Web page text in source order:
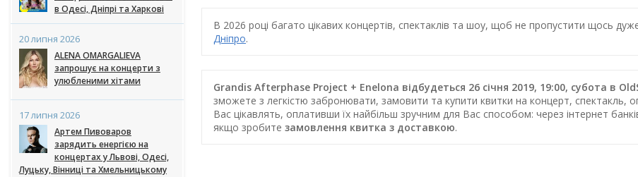
в Одесі, Дніпрі та Харкові
20 липня 2026
ALENA OMARGALIEVA
запрошує на концерти з
улюбленими хітами
17 липня 2026
Артем Пивоваров
зарядить енергією на
концертах у Львові, Одесі,
Луцьку, Вінниці та Хмельницькому
В 2026 році багато цікавих концертів, спектаклів та шоу, щоб не пропустити щось
Дніпро.
Grandis Afterphase Project + Enelona відбудеться 26 січня 2019, 19:00, субота в
зможете з легкістю забронювати, замовити та купити квитки на концерт, спектакль,
Вас цікавлять, оплативши їх найбільш зручним для Вас способом: через інтернет
якщо зробите замовлення квитка з доставкою.